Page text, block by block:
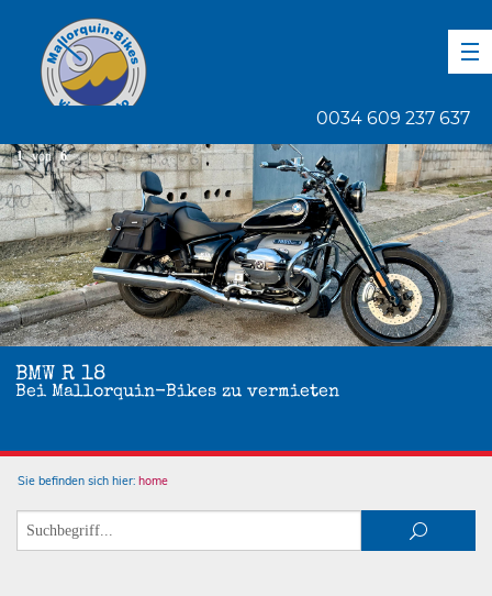
0034 609 237 637
BMW R 18
Bei Mallorquin-Bikes zu vermieten
1 von 6
Sie befinden sich hier: home